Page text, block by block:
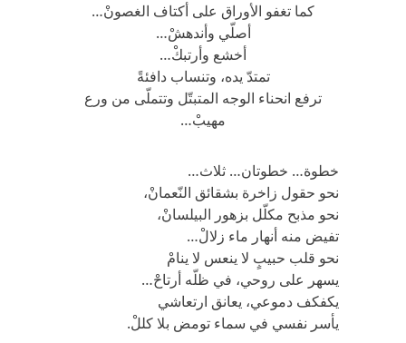
كما تغفو الأوراق على أكتاف الغصونْ…
أصلّي وأندهشْ…
أخشع وأرتبكْ…
تمتدّ يده، وتنساب دافئةً
ترفع انحناء الوجه المتبتّل وتتملّى من ورع
مهيبْ…
خطوة… خطوتان… ثلاث…
نحو حقول زاخرة بشقائق النّعمانْ،
نحو مذبح مكلّل بزهور البيلسانْ،
تفيض منه أنهار ماء زلالْ…
نحو قلب حبيبٍ لا ينعس لا ينامْ
يسهر على روحي، في ظلّه أرتاحْ…
يكفكف دموعي، يعانق ارتعاشي
يأسر نفسي في سماء تومض بلا كللْ.